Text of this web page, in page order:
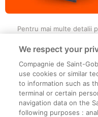
Pentru mai multe detalii
Informații legale
We respect your
Compagnie de Saint-
use cookies or similar
to information such as
terminal or certain
navigation data on the
following purposes :